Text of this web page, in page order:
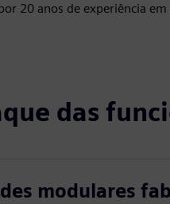
20 anos de experiência em
das
modulares